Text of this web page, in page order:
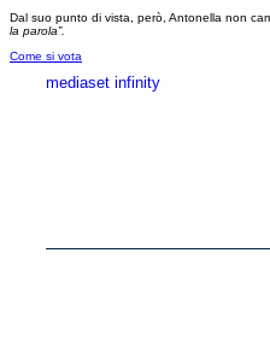
Dal suo punto di vista, però, Antonella non
la parola”.
Come si vota
mediaset infinity